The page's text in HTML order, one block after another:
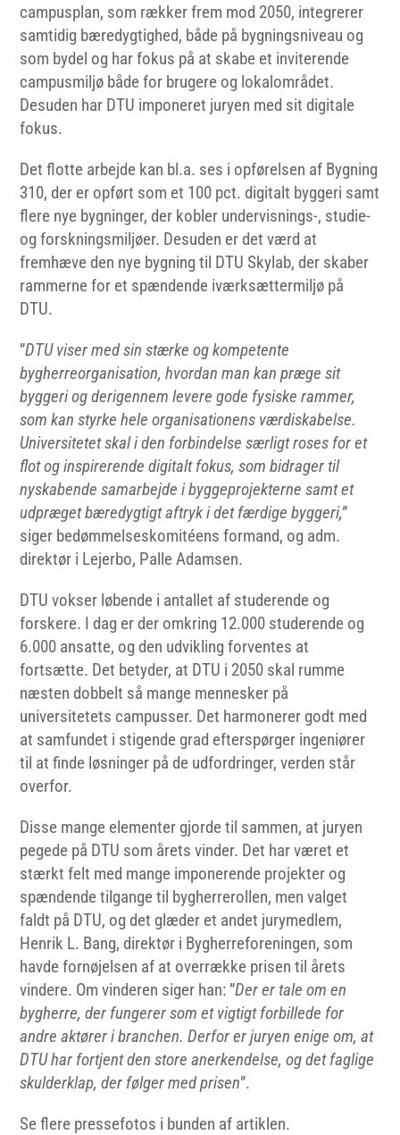
campusplan, som rækker frem mod 2050, integrerer
samtidig bæredygtighed, både på bygningsniveau og
som bydel og har fokus på at skabe et inviterende
campusmiljø både for brugere og lokalområdet.
Desuden har DTU imponeret juryen med sit digitale
fokus.
Det flotte arbejde kan bl.a. ses i opførelsen af Bygning
310, der er opført som et 100 pct. digitalt byggeri samt
flere nye bygninger, der kobler undervisnings-, studie-
og forskningsmiljøer. Desuden er det værd at
fremhæve den nye bygning til DTU Skylab, der skaber
rammerne for et spændende iværksættermiljø på
DTU.
”DTU viser med sin stærke og kompetente
bygherreorganisation, hvordan man kan præge sit
byggeri og derigennem levere gode fysiske rammer,
som kan styrke hele organisationens værdiskabelse.
Universitetetskal i den forbindelse særligt roses for et
flot og inspirerende digitalt fokus, som bidrager til
nyskabende samarbejde i byggeprojekterne samt et
udpræget bæredygtigt aftryk i det færdige byggeri,”
siger bedømmelseskomitéens formand, og adm.
direktør i Lejerbo, Palle Adamsen.
DTU vokser løbende i antallet af studerende og
forskere. I dag er der omkring 12.000 studerende og
6.000 ansatte, og den udvikling forventes at
fortsætte. Det betyder, at DTU i 2050 skal rumme
næsten dobbelt så mange mennesker på
universitetets campusser. Det harmonerer godt med
at samfundet i stigende grad efterspørger ingeniører
til at finde løsninger på de udfordringer, verden står
overfor.
Disse mange elementer gjorde til sammen, at juryen
pegede på DTU som årets vinder. Det har været et
stærkt felt med mange imponerende projekter og
spændende tilgange til bygherrerollen, men valget
faldt på DTU, og det glæder et andet jurymedlem,
Henrik L. Bang, direktør i Bygherreforeningen, som
havde fornøjelsen af at overrække prisen til årets
vindere. Om vinderen siger han: ”Der er tale om en
bygherre, der fungerer som et vigtigt forbillede for
andre aktører i branchen. Derfor er juryen enige om, at
DTU har fortjent den store anerkendelse, og det faglige
skulderklap, der følger med prisen”.
Se flere pressefotos i bunden af artiklen.